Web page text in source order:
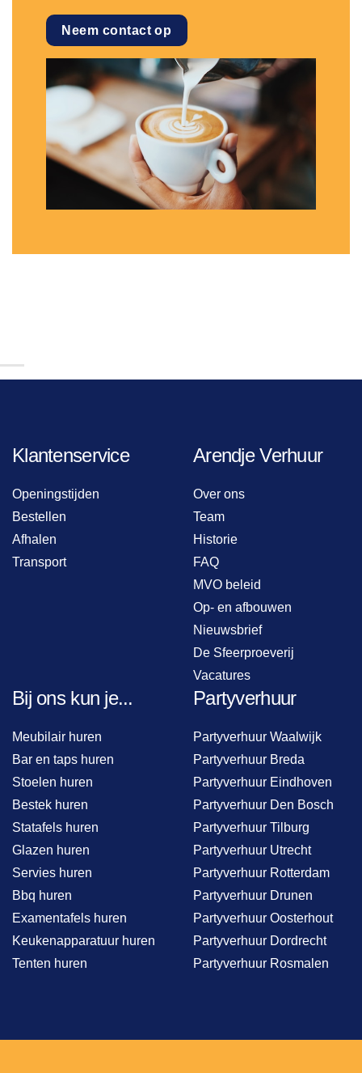
Neem contact op
Klantenservice
Openingstijden
Bestellen
Afhalen
Transport
Arendje Verhuur
Over ons
Team
Historie
FAQ
MVO beleid
Op- en afbouwen
Nieuwsbrief
De Sfeerproeverij
Vacatures
Bij ons kun je...
Meubilair huren
Bar en taps huren
Stoelen huren
Bestek huren
Statafels huren
Glazen huren
Servies huren
Bbq huren
Examentafels huren
Keukenapparatuur huren
Tenten huren
Partyverhuur
Partyverhuur Waalwijk
Partyverhuur Breda
Partyverhuur Eindhoven
Partyverhuur Den Bosch
Partyverhuur Tilburg
Partyverhuur Utrecht
Partyverhuur Rotterdam
Partyverhuur Drunen
Partyverhuur Oosterhout
Partyverhuur Dordrecht
Partyverhuur Rosmalen